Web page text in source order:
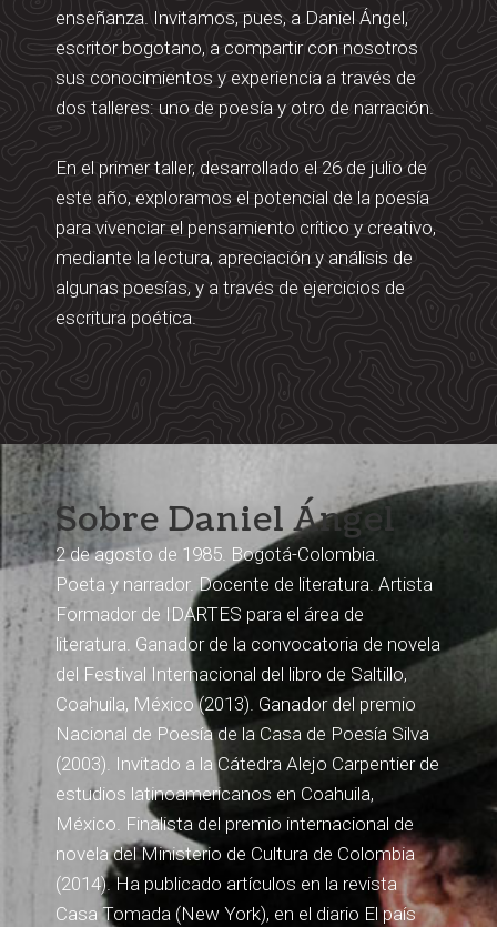
enseñanza. Invitamos, pues, a Daniel Ángel,
escritor bogotano, a compartir con nosotros
sus conocimientos y experiencia a través de
dos talleres: uno de poesía y otro de narración.
En el primer taller, desarrollado el 26 de julio de
este año, exploramos el potencial de la poesía
para vivenciar el pensamiento crítico y creativo,
mediante la lectura, apreciación y análisis de
algunas poesías, y a través de ejercicios de
escritura poética.
Sobre Daniel Ángel
2 de agosto de 1985. Bogotá-Colombia.
Poeta y narrador. Docente de literatura. Artista
Formador de IDARTES para el área de
literatura. Ganador de la convocatoria de novela
del Festival Internacional del libro de Saltillo,
Coahuila, México (2013). Ganador del premio
Nacional de Poesía de la Casa de Poesía Silva
(2003). Invitado a la Cátedra Alejo Carpentier de
estudios latinoamericanos en Coahuila,
México. Finalista del premio internacional de
novela del Ministerio de Cultura de Colombia
(2014). Ha publicado artículos en la revista
Casa Tomada (New York), en el diario El país